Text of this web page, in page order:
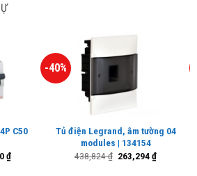
C50
₫Giá
-40%
Tủ điện Legrand, âm tường 04
modules | 134154
438,824₫ Giá
263,294₫Giá